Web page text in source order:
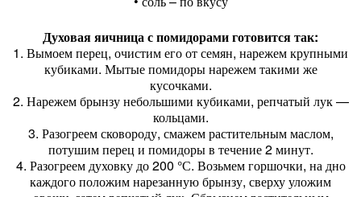
Духовая яичница с помидорами готовится так:
1. Вымоем перец, очистим его от семян, нарежем крупными
кубиками. Мытые помидоры нарежем такими же
кусочками.
2. Нарежем брынзу небольшими кубиками, репчатый лук —
кольцами.
3. Разогреем сковороду, смажем растительным маслом,
потушим перец и помидоры в течение 2 минут.
4. Разогреем духовку до 200 °С. Возьмем горшочки, на дно
каждого положим нарезанную брынзу, сверху уложим